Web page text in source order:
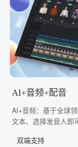
AI+音频+配音
AI+音频：基于全球
文本、选择发音人即
双端支持